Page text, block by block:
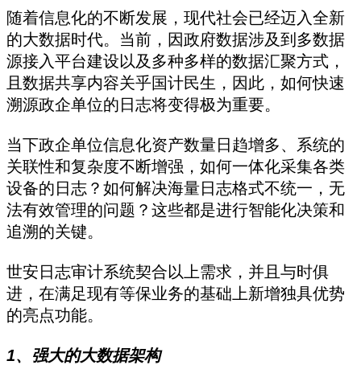
随着信息化的不断发展，现代社会已经迈入全新
的大数据时代。当前，因政府数据涉及到多数据
源接入平台建设以及多种多样的数据汇聚方式，
且数据共享内容关乎国计民生，因此，如何快速
溯源政企单位的日志将变得极为重要。
当下政企单位信息化资产数量日趋增多、系统的
关联性和复杂度不断增强，如何一体化采集各类
设备的日志？如何解决海量日志格式不统一，无
法有效管理的问题？这些都是进行智能化决策和
追溯的关键。
世安日志审计系统契合以上需求，并且与时俱
进，在满足现有等保业务的基础上新增独具优势
的亮点功能。
1、强大的大数据架构